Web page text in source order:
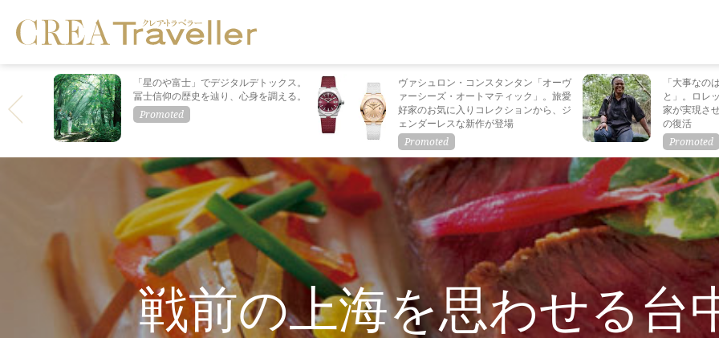
「星のや富士」でデジタルデトックス。
冨士信仰の歴史を辿り、心身を調える。
ヴァシュロン・コンスタンタン「オーヴ
ァーシーズ・オートマティック」。旅愛
好家のお気に入りコレクションから、ジ
ェンダーレスな新作が登場
「大事なの
と」。ロレ
家が実現さ
の復活
戦前の上海を思わせる台